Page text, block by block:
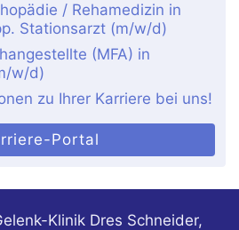
/ Rehamedizin in
Stationsarzt (m/w/d)
(MFA) in
w/d)
zu Ihrer Karriere bei uns!
Portal
Klinik Dres Schneider,